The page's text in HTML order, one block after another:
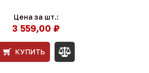
Цена за шт.:
3 559,00 ₽
КУПИТЬ